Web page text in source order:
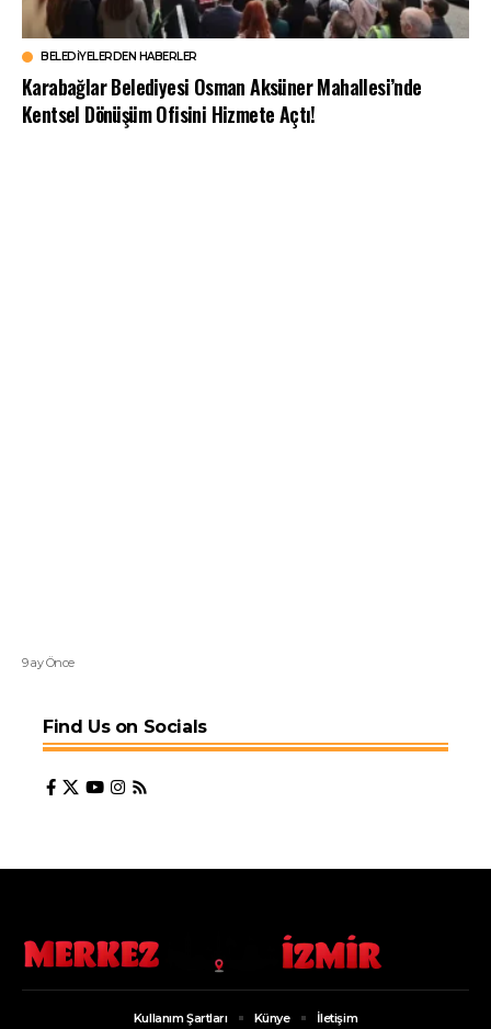
BELEDIYELERDEN HABERLER
Karabağlar Belediyesi Osman Aksüner Mahallesi’nde
Kentsel Dönüşüm Ofisini Hizmete Açtı!
9 ay Önce
Find Us on Socials
Kullanım Şartları Künye İletişim